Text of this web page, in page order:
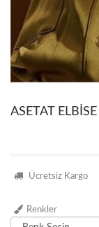
ASETAT ELBİSE
Ücretsiz Kargo
Renkler